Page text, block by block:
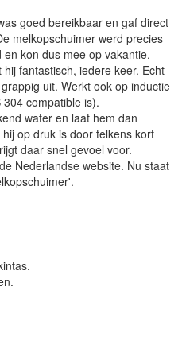
goed bereikbaar en gaf direct
melkopschuimer werd precies
kon dus mee op vakantie.
fantastisch, iedere keer. Echt
uit. Werkt ook op inductie
compatible is).
water en laat hem dan
op druk is door telkens kort
daar snel gevoel voor.
Nederlandse website. Nu staat